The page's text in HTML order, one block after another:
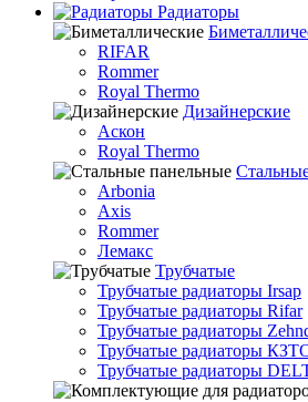
Радиаторы
RIFAR
Rommer
Royal Thermo
Дизайнерские
Аскон
Royal Thermo
Arbonia
Axis
Rommer
Лемакс
Трубчатые
Трубчатые радиаторы Irsap
Трубчатые радиаторы Rifar
Трубчатые радиаторы
Трубчатые радиаторы
Трубчатые радиаторы